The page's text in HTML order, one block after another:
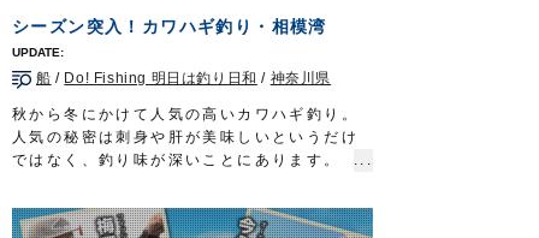
http://www.owner.co.jp
シーズン突入！カワハギ釣り・相模湾
船 / Do! Fishing 明日は釣り日和 / 神奈川県
秋から冬にかけて人気の高いカワハギ釣り。
人気の秘密は刺身や肝が美味しいというだけ
ではなく、釣り味が深いことにあります。
リ、タンタンタンと叩くような独特の引きだ
けではなく仕掛けや誘い方も様々。